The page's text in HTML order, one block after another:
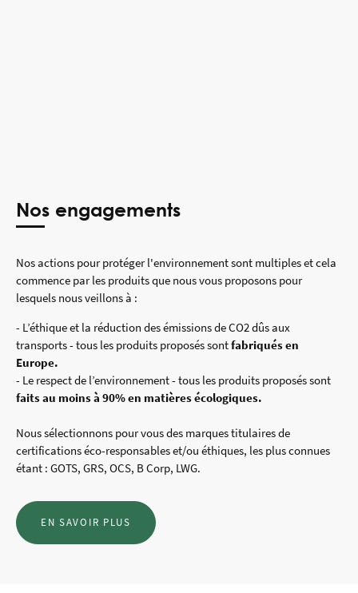
Nos engagements
Nos actions pour protéger l'environnement sont multiples et cela
commence par les produits que nous vous proposons pour
lesquels nous veillons à :
- L’éthique et la réduction des émissions de CO2 dûs aux
transports - tous les produits proposés sontfabriqués en
Europe.
- Le respect de l’environnement - tous les produits proposés sont
faits au moins à 90% en matières écologiques.
Nous sélectionnons pour vous des marques titulaires de
certifications éco-responsables et/ou éthiques, les plus connues
étant : GOTS, GRS, OCS, B Corp, LWG.
EN SAVOIR PLUS